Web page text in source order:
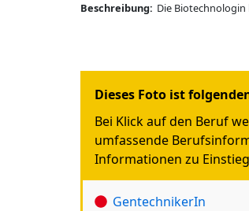
Beschreibung: Die
Dieses Foto ist
Bei Klick auf den Beruf
umfassende
Informationen zu
GentechnikerIn